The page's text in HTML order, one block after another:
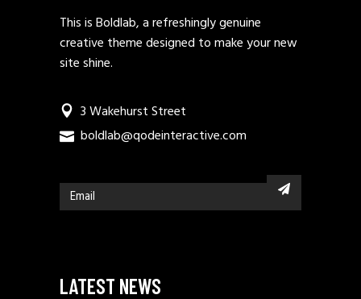
This is Boldlab, a refreshingly genuine
creative theme designed to make your new
site shine.
3 Wakehurst Street
boldlab@qodeinteractive.com
LATEST NEWS